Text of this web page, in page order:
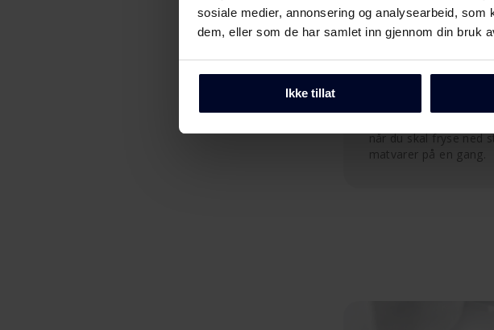
sosiale medier, annonsering og analysearbeid,
dem, eller som de har samlet inn gjennom din bruk
Ikke tillat
SuperFreeze sikrer
når du skal fryse ned
matvarer på en gang.